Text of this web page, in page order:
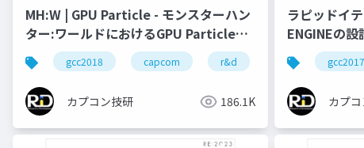
MH:W | GPU Particle - モンスターハン
ター:ワールドにおけるGPU Particleの
実装
gcc2018 capcom r&d カプコン
カプコン技研 186.1K
ラピッドイ
ENGINEの設
gcc2017
カプ